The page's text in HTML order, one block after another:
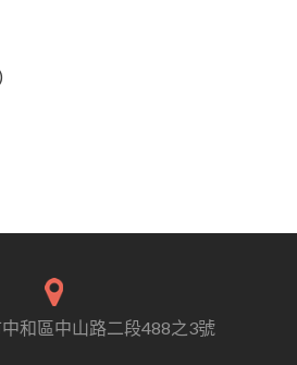
和區中山路二段488之3號